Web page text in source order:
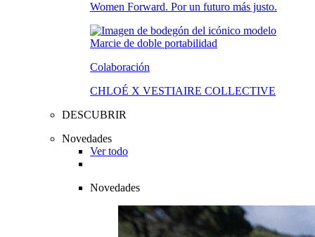
Women Forward. Por un futuro más justo.
Colaboración
CHLOÉ X VESTIAIRE COLLECTIVE
DESCUBRIR
Novedades
Ver todo
Novedades